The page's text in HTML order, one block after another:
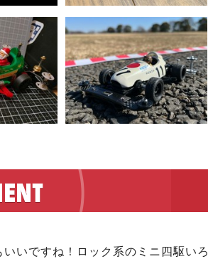
いですね！ロック系のミニ四駆いろ